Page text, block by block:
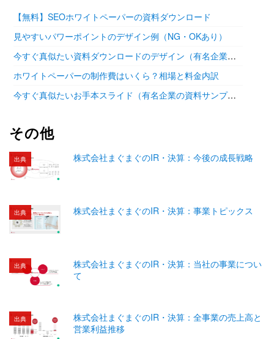
【無料】SEOホワイトペーパーの資料ダウンロード
見やすいパワーポイントのデザイン例（NG・OKあり）
今すぐ真似たい資料ダウンロードのデザイン（有名企業の参考あり）
ホワイトペーパーの制作費はいくら？相場と料金内訳
今すぐ真似たいお手本スライド（有名企業の資料サンプル11選）
その他
出典 株式会社まぐまぐのIR・決算：今後の成長戦略
出典 株式会社まぐまぐのIR・決算：事業トピックス
出典
株式会社まぐまぐのIR・決算：当社の事業につい
て
出典
株式会社まぐまぐのIR・決算：全事業の売上高と
営業利益推移